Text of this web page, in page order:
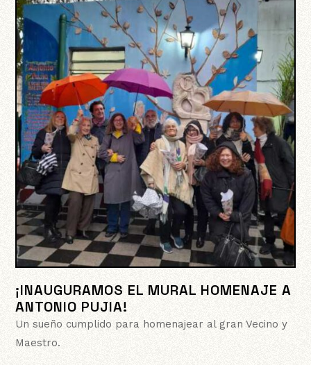
¡INAUGURAMOS EL MURAL HOMENAJE A
ANTONIO PUJIA!
Un sueño cumplido para homenajear al gran Vecino y
Maestro.